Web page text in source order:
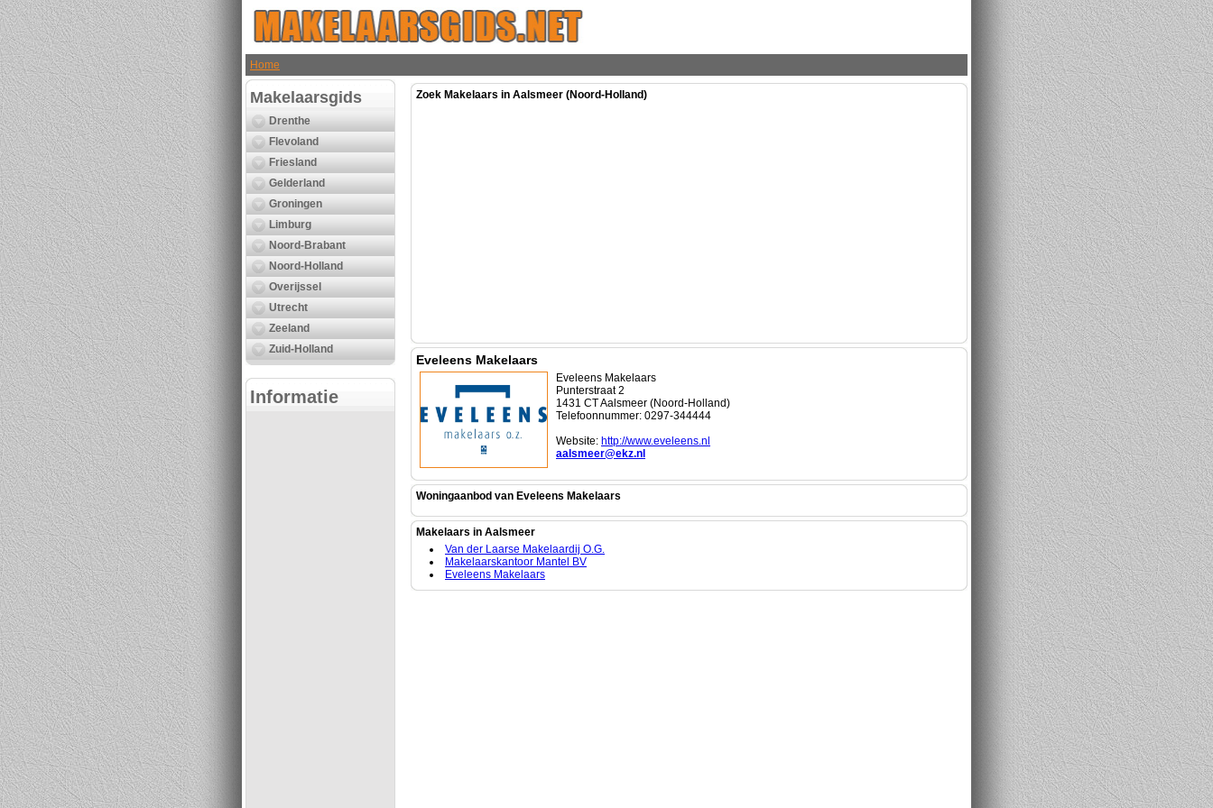
Home
Makelaarsgids
Drenthe
Flevoland
Friesland
Gelderland
Groningen
Limburg
Noord-Brabant
Noord-Holland
Overijssel
Utrecht
Zeeland
Zuid-Holland
Informatie
Zoek Makelaars in Aalsmeer (Noord-Holland)
Eveleens Makelaars
Eveleens Makelaars
Punterstraat 2
1431 CT Aalsmeer (Noord-Holland)
Telefoonnummer: 0297-344444
Website: http://www.eveleens.nl
aalsmeer@ekz.nl
Woningaanbod van Eveleens Makelaars
Makelaars in Aalsmeer
Van der Laarse Makelaardij O.G.
Makelaarskantoor Mantel BV
Eveleens Makelaars